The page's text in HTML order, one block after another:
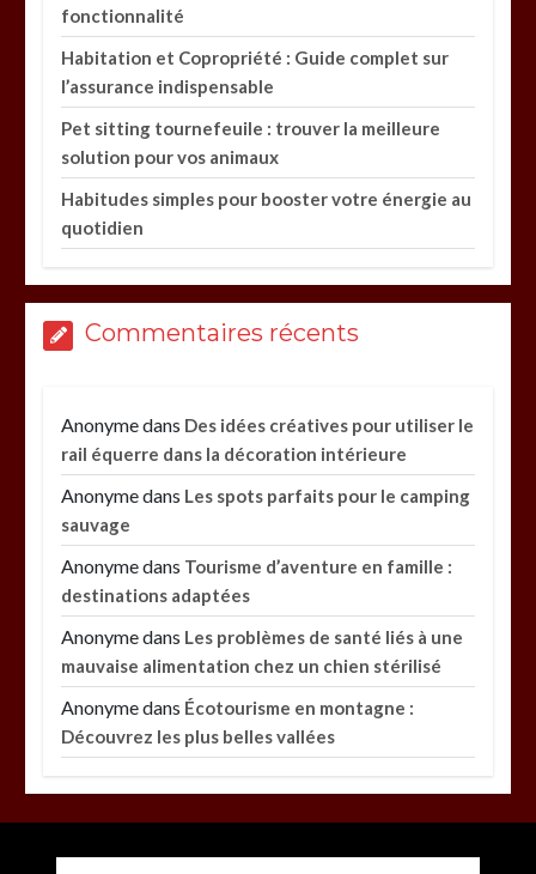
fonctionnalité
Habitation et Copropriété : Guide complet sur
l’assurance indispensable
Pet sitting tournefeuile : trouver la meilleure
solution pour vos animaux
Habitudes simples pour booster votre énergie au
quotidien
Commentaires récents
Anonymedans Des idées créatives pour utiliser le
rail équerre dans la décoration intérieure
Anonymedans Les spots parfaits pour le camping
sauvage
Anonymedans Tourisme d’aventure en famille :
destinations adaptées
Anonymedans Les problèmes de santé liés à une
mauvaise alimentation chez un chien stérilisé
Anonymedans Écotourisme en montagne :
Découvrez les plus belles vallées
Entretien d’espaces verts à Evreux : pourquoi le
savoir-faire fait la différence
Paysagiste à Sainte-Eulalie : ce qui sépare le bon
de l’excellent